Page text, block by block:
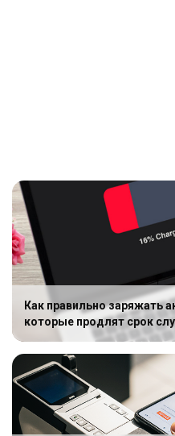
Как правильно заряжать
которые продлят срок